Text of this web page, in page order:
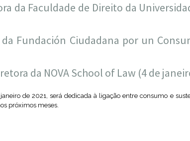
da Faculdade de Direito da
Fundación Ciudadana por un
da NOVA School of Law (4 de
de 2021, será dedicada à ligação entre consumo e
próximos meses.